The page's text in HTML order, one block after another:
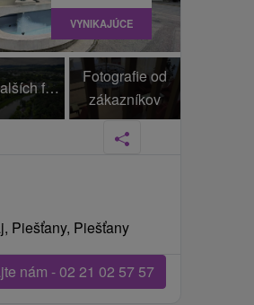
+106 Ďalších fotiek
Fotografie od
zákazníkov
VYNIKAJÚCE
Piešťany, Piešťany
nám - 02 21 02 57 57